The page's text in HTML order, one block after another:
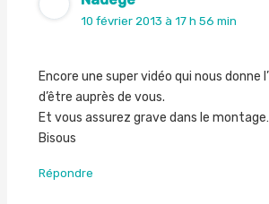
10 février 2013 à 17 h 56 min
Encore une super vidéo qui nous donne
d’être auprès de vous.
Et vous assurez grave dans le
Bisous
Répondre